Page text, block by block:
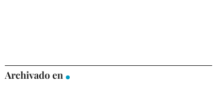
Archivado en